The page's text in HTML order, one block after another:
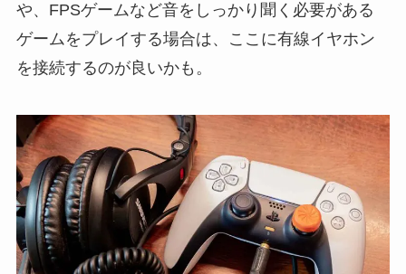
や、FPSゲームなど音をしっかり聞く必要がある
ゲームをプレイする場合は、ここに有線イヤホン
を接続するのが良いかも。